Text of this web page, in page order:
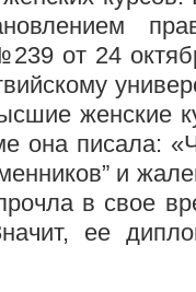
от 24
женские
она писала:
и
в свое
ее